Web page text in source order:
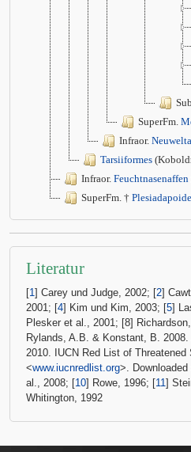
SuperFm.
Infraor.
Tarsiiformes
Infraor. Feuchtnasenaffen
SuperFm. †
Literatur
[1] Carey und Judge, 2002; [2]
2001; [4] Kim und Kim, 2003; [5]
Plesker et al., 2001; [8]
Rylands, A.B. & Konstant, B. 2008.
2010. IUCN Red List of Threatened
<www.iucnredlist.org>. Downloaded
al., 2008; [10] Rowe, 1996; [11]
Whitington, 1992